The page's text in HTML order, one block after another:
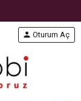
person Oturum Aç